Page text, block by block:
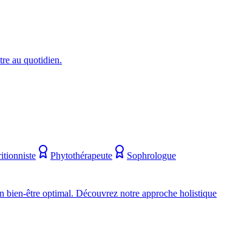
au quotidien.
Phytothérapeute
Sophrologue
bien-être optimal. Découvrez notre approche holistique